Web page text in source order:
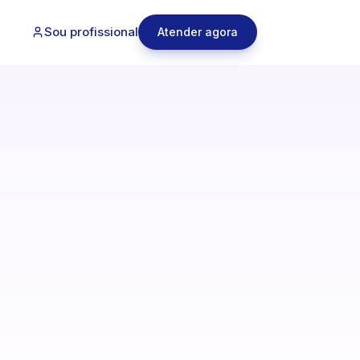
Sou profissional Atender agora